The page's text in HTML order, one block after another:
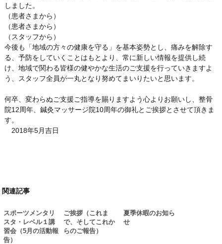
しました。
（患者さまから）
（患者さまから）
（スタッフから）
今後も「地域の方々の健康を守る」を基本姿勢とし、痛みを解除す
る、予防をしていくことはもとより、常に新しい情報を提供し続
け、地域で関わる皆様の健やかな生活のご支援を行っていきますよ
う、スタッフ全員が一丸となり努めてまいりたいと思います。
何卒、変わらぬご支援ご指導を賜りますよう心よりお願いし、整骨
院12周年、鍼灸マッサージ院10周年の御礼とご挨拶とさせて頂きま
す。
2018年5月吉日
関連記事
スポーツメンタリ
スタ・レベル１講
習会（5月の活動報
告）
ご挨拶（これま
で、そしてこれか
らのご報告）
夏季休暇のお知ら
せ